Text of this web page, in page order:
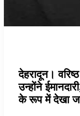
देहरादून।
उन्होंने
के रूप में देखा